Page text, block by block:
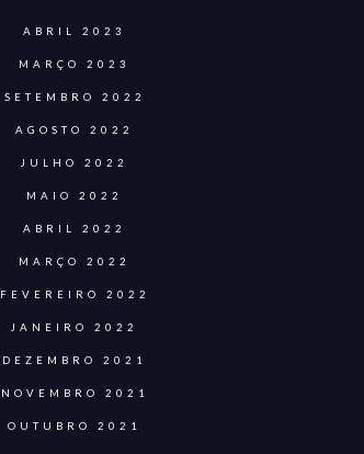
ABRIL 2023
MARÇO 2023
SETEMBRO 2022
AGOSTO 2022
JULHO 2022
MAIO 2022
ABRIL 2022
MARÇO 2022
FEVEREIRO 2022
JANEIRO 2022
DEZEMBRO 2021
NOVEMBRO 2021
OUTUBRO 2021